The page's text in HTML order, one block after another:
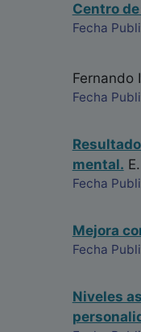
Centro
Fecha
Fernando
Fecha
mental.
Fecha
Mejora
Fecha
Niveles